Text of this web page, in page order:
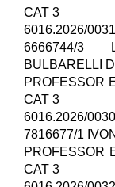
CAT 3
6016.2026/
6666744/3
BULBARELLI
PROFESSOR
CAT 3
6016.2026/
7816677/1
PROFESSOR
CAT 3